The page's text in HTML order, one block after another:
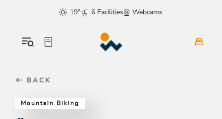
sr.skip-to.main-content
sr.skip-to.table-of-contents
sr.skip-to.main-navigation
19°
6 Facilities Webcams
BACK
Mountain Biking